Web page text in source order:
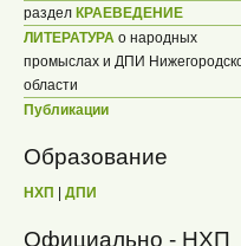
раздел КРАЕВЕДЕНИЕ
ЛИТЕРАТУРА о народных
промыслах и ДПИ
области
Публикации
Образование
НХП | ДПИ
Официально - НХП